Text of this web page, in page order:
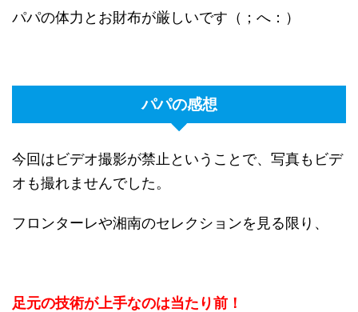
パパの体力とお財布が厳しいです（；へ：）
パパの感想
今回はビデオ撮影が禁止ということで、写真もビデ
オも撮れませんでした。
フロンターレや湘南のセレクションを見る限り、
足元の技術が上手なのは当たり前！